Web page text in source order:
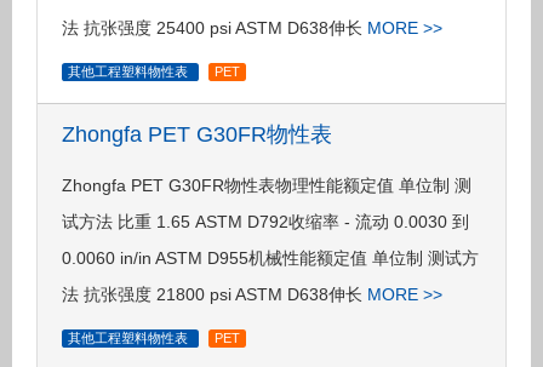
法 抗张强度 25400 psi ASTM D638伸长 MORE >>
其他工程塑料物性表 PET
Zhongfa PET G30FR物性表
Zhongfa PET G30FR物性表物理性能额定值 单位制 测
试方法 比重 1.65 ASTM D792收缩率 - 流动 0.0030 到
0.0060 in/in ASTM D955机械性能额定值 单位制 测试方
法 抗张强度 21800 psi ASTM D638伸长 MORE >>
其他工程塑料物性表 PET